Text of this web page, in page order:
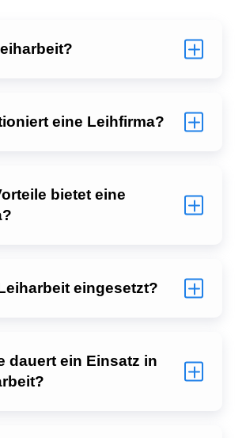
eine Leihfirma?
bietet eine
eingesetzt?
dauert ein Einsatz in